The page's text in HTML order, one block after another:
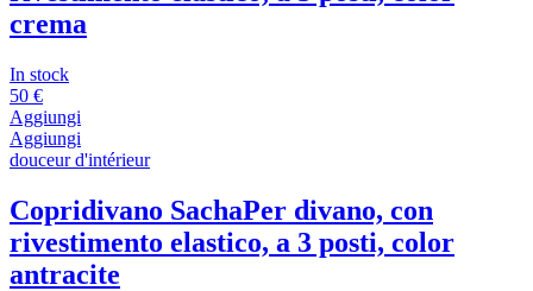
crema
In stock
50 €
Aggiungi
Aggiungi
douceur d'intérieur
Copridivano SachaPer divano, con
rivestimento elastico, a 3 posti, color
antracite